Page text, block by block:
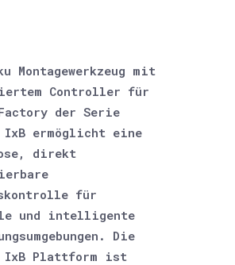
Montagewerkzeug mit
Controller für
der Serie
IxB ermöglicht eine
direkt
für
und intelligente
Die
IxB Plattform ist